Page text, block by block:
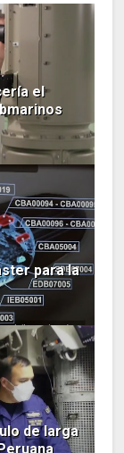
el
para la
de larga